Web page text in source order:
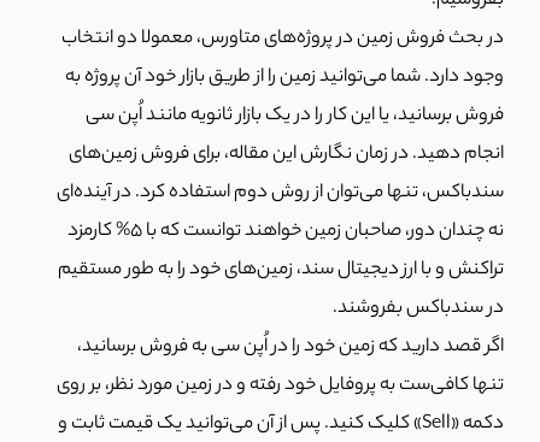
در بحث فروش زمین در پروژه‌های متاورس، معمولا دو انتخاب
وجود دارد. شما می‌توانید زمین را از طریق بازار خود آن پروژه به
فروش برسانید، یا این کار را در یک بازار ثانویه مانند اُپن سی
انجام دهید. در زمان نگارش این مقاله، برای فروش زمین‌های
سندباکس، تنها می‌توان از روش دوم استفاده کرد. در آینده‌ای
نه چندان دور، صاحبان زمین خواهند توانست که با 5% کارمزد
تراکنش و با ارز دیجیتال سند، زمین‌های خود را به طور مستقیم
در سندباکس بفروشند.
اگر قصد دارید که زمین خود را در اُپن سی به فروش برسانید،
تنها کافی‌ست به پروفایل خود رفته و در زمین مورد نظر، بر روی
دکمه «Sell» کلیک کنید. پس از آن می‌توانید یک قیمت ثابت و